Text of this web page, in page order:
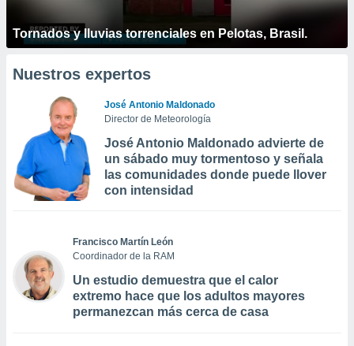
Tornados y lluvias torrenciales en Pelotas, Brasil.
Nuestros expertos
José Antonio Maldonado
Director de Meteorología
José Antonio Maldonado advierte de
un sábado muy tormentoso y señala
las comunidades donde puede llover
con intensidad
Francisco Martín León
Coordinador de la RAM
Un estudio demuestra que el calor
extremo hace que los adultos mayores
permanezcan más cerca de casa